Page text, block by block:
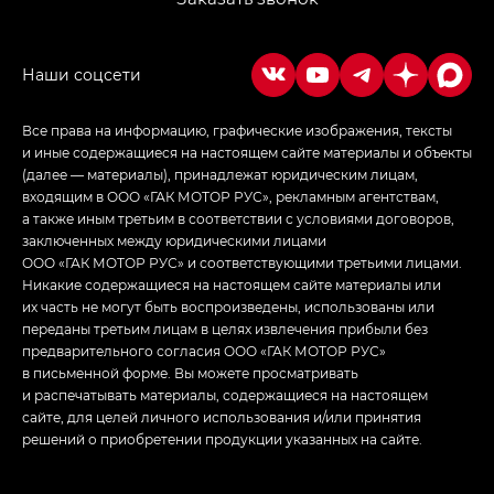
Empow — Эмпау (Empow) в комплектации
в спортивном стиле — GL(S-Style)
Все права на информацию, графические изображения, тексты
и иные содержащиеся на настоящем сайте материалы и объекты
(далее — материалы), принадлежат юридическим лицам,
входящим в ООО «ГАК МОТОР РУС», рекламным агентствам,
а также иным третьим в соответствии с условиями договоров,
заключенных между юридическими лицами
ООО «ГАК МОТОР РУС» и соответствующими третьими лицами.
Никакие содержащиеся на настоящем сайте материалы или
их часть не могут быть воспроизведены, использованы или
переданы третьим лицам в целях извлечения прибыли без
предварительного согласия ООО «ГАК МОТОР РУС»
в письменной форме. Вы можете просматривать
и распечатывать материалы, содержащиеся на настоящем
сайте, для целей личного использования и/или принятия
решений о приобретении продукции указанных на сайте.